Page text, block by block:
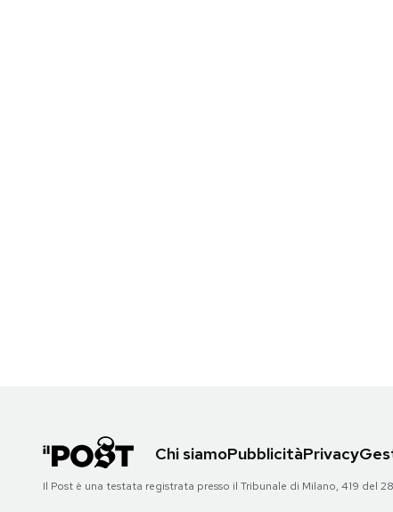
Chi siamoPubblicitàPrivacy
Il Post è una testata registrata presso il Tribunale di Milano, 419 del